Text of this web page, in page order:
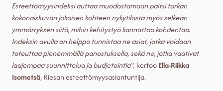
Esteettömyysindeksi auttaa muodostamaan paitsi tarkan
kokonaiskuvan jokaisen kohteen nykytilasta myös selkeän
ymmärryksen siitä, mihin kehitystyö kannattaa kohdentaa.
Indeksin avulla on helppo tunnistaa ne asiat, jotka voidaan
toteuttaa pienemmällä panostuksella, sekä ne, jotka vaativat
laajempaa suunnittelua ja budjetointia”, kertooElla-Riikka
Isometsä, Riesan esteettömyysasiantuntija.